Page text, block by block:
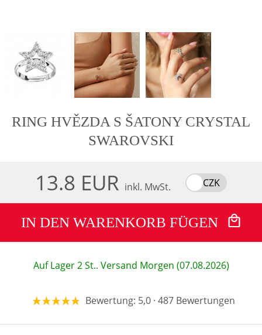
RING HVĚZDA S ŠATONY CRYSTAL
SWAROVSKI
13.8 EUR inkl. MwSt. CZK
IN DEN WARENKORB FÜGEN
Auf Lager 2 St.. Versand Morgen (07.08.2026)
Bewertung: 5,0 · 487 Bewertungen